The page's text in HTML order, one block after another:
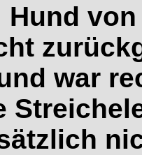
Hund
war